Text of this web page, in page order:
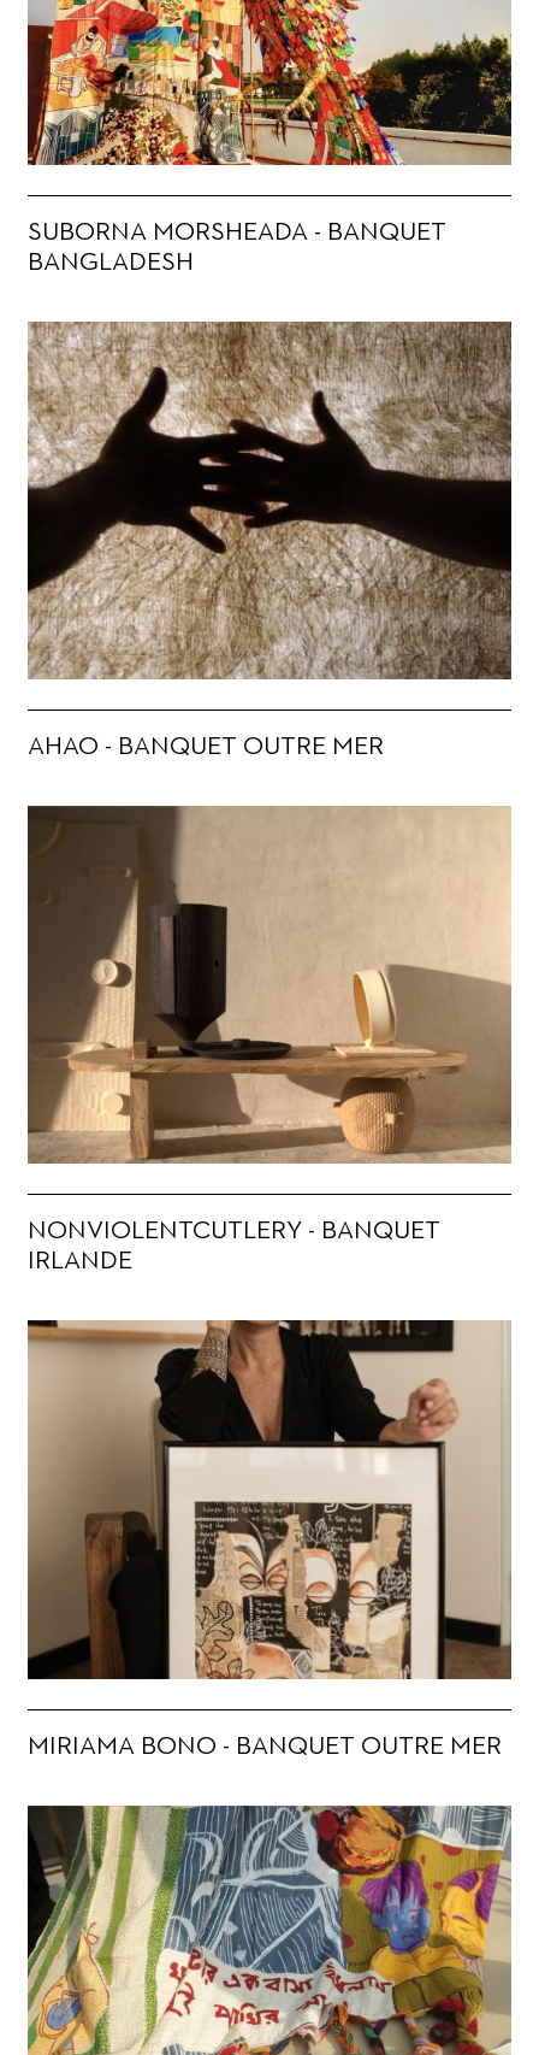
SUBORNA MORSHEADA - BANQUET
BANGLADESH
AHAO - BANQUET OUTRE MER
NONVIOLENTCUTLERY - BANQUET
IRLANDE
MIRIAMA BONO - BANQUET OUTRE MER